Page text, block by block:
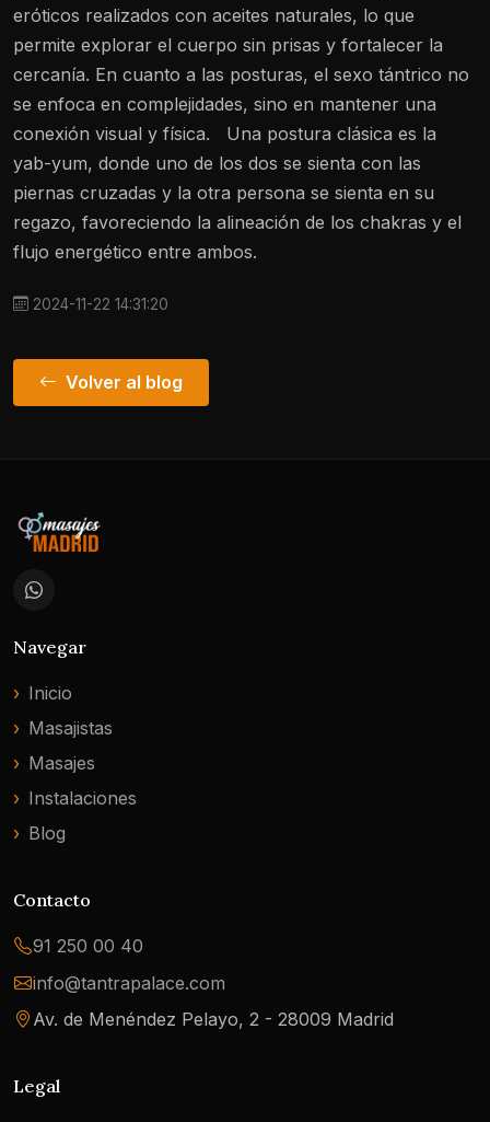
eróticos realizados con aceites naturales, lo que
permite explorar el cuerpo sin prisas y fortalecer la
cercanía. En cuanto a las posturas, el sexo tántrico no
se enfoca en complejidades, sino en mantener una
conexión visual y física.
Una postura clásica es la
yab-yum, donde uno de los dos se sienta con las
piernas cruzadas y la otra persona se sienta en su
regazo, favoreciendo la alineación de los chakras y el
flujo energético entre ambos.
2024-11-22 14:31:20
Volver al blog
Navegar
Inicio
Masajistas
Masajes
Instalaciones
Blog
Contacto
91 250 00 40
info@tantrapalace.com
Av. de Menéndez Pelayo, 2 - 28009 Madrid
Legal